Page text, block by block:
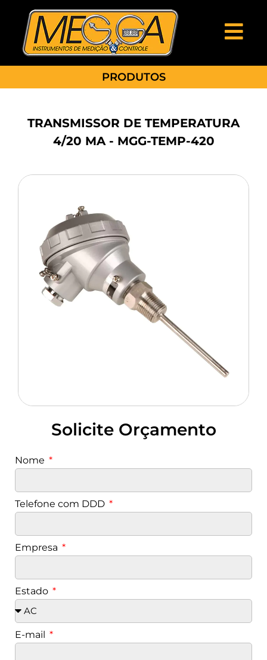
PRODUTOS
TRANSMISSOR DE TEMPERATURA
4/20 MA - MGG-TEMP-420
Solicite Orçamento
Nome
Telefone com DDD
Empresa
Estado
E-mail